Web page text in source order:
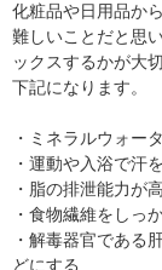
化粧品や日用品か
難しいことだと思
ックスするかが大
下記になります。
・ミネラルウォー
・運動や入浴で汗
・脂の排泄能力が
・食物繊維をしっ
・解毒器官である
どにする